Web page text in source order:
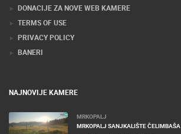
DONACIJE ZA NOVE WEB KAMERE
TERMS OF USE
PRIVACY POLICY
BANERI
NAJNOVIJE KAMERE
MRKOPALJ
MRKOPALJ SANJKALIŠTE ČELIMBAŠA